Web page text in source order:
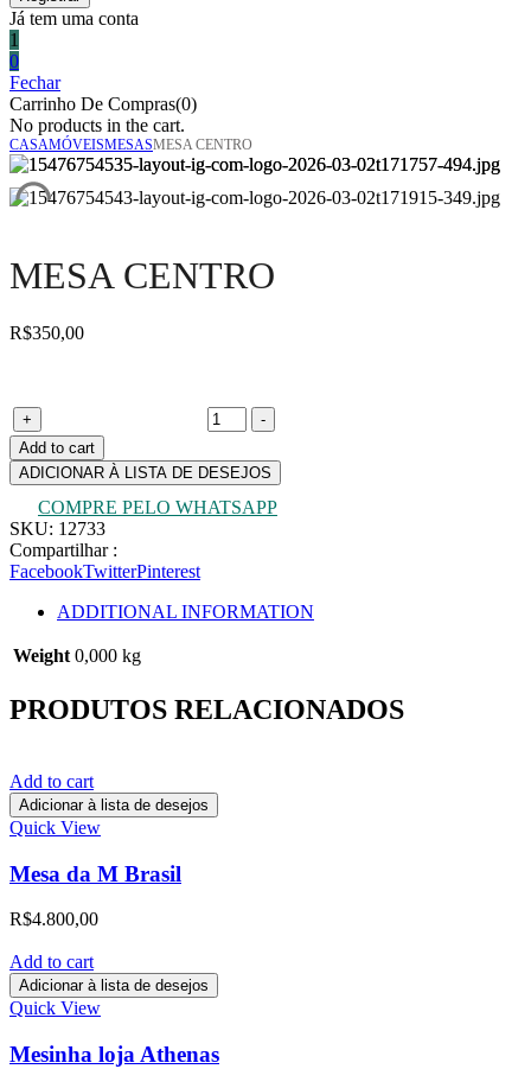
Já tem uma conta
1
0
Fechar
Carrinho De Compras(0)
No products in the cart.
CASAMÓVEISMESASMESA CENTRO
MESA CENTRO
R$350,00
+
-
Add to cart
ADICIONAR À LISTA DE DESEJOS
COMPRE PELO WHATSAPP
SKU: 12733
Compartilhar :
FacebookTwitterPinterest
ADDITIONAL INFORMATION
Weight 0,000 kg
PRODUTOS RELACIONADOS
Add to cart
Adicionar à lista de desejos
Quick View
Mesa da M Brasil
R$4.800,00
Add to cart
Adicionar à lista de desejos
Quick View
Mesinha loja Athenas